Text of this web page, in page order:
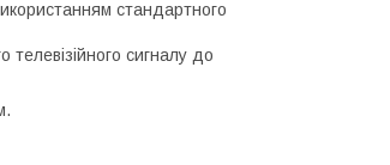
стандартного
сигналу до